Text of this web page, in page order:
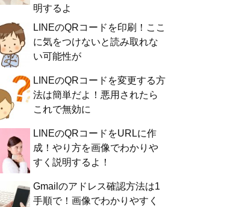
明するよ
LINEのQRコードを印刷！ここ
に気をつけないと読み取れな
い可能性が
LINEのQRコードを変更する方
法は簡単だよ！悪用されたら
これで無効に
LINEのQRコードをURLに作
成！やり方を画像でわかりや
すく説明するよ！
Gmailのアドレス確認方法は1
手順で！画像でわかりやすく